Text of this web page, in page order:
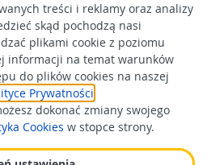
treści i reklamy oraz analizy
skąd pochodzą nasi
plikami cookie z poziomu
informacji na temat warunków
do plików cookies na naszej
Prywatności
dokonać zmiany swojego
Cookies w stopce strony.